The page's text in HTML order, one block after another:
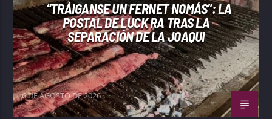
“TRÁIGANSE UN FERNET NOMÁS”: LA
POSTAL DE LUCK RA TRAS LA
SEPARACIÓN DE LA JOAQUI
6 DE AGOSTO DE 2026